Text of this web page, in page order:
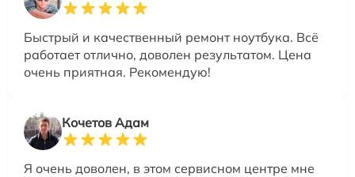
Быстрый и качественный ремонт ноутбука. Всё
работает отлично, доволен результатом. Цена
очень приятная. Рекомендую!
Кочетов Адам
Я очень доволен, в этом сервисном центре мне